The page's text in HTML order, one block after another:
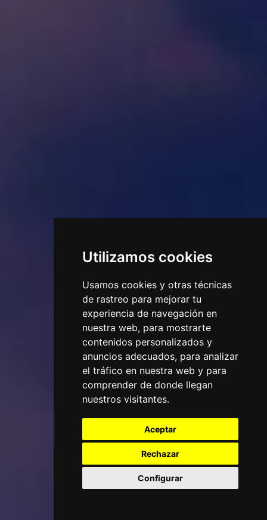
Utilizamos cookies
Usamos cookies y otras técnicas
de rastreo para mejorar tu
experiencia de navegación en
nuestra web, para mostrarte
contenidos personalizados y
anuncios adecuados, para analizar
el tráfico en nuestra web y para
comprender de donde llegan
nuestros visitantes.
Aceptar
Rechazar
Configurar